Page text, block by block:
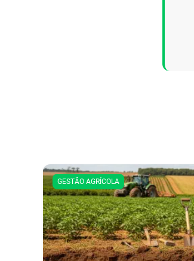
GESTÃO AGRÍCOLA